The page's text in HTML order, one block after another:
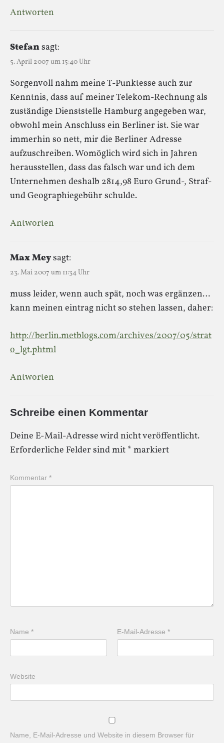
Antworten
Stefansagt:
5. April 2007 um 15:40 Uhr
Sorgenvoll nahm meine T-Punktesse auch zur
Kenntnis, dass auf meiner Telekom-Rechnung als
zuständige Dienststelle Hamburg angegeben war,
obwohl mein Anschluss ein Berliner ist. Sie war
immerhin so nett, mir die Berliner Adresse
aufzuschreiben. Womöglich wird sich in Jahren
herausstellen, dass das falsch war und ich dem
Unternehmen deshalb 2814,98 Euro Grund-, Straf-
und Geographiegebühr schulde.
Antworten
Max Meysagt:
23. Mai 2007 um 11:34 Uhr
muss leider, wenn auch spät, noch was ergänzen…
kann meinen eintrag nicht so stehen lassen, daher:
http://berlin.metblogs.com/archives/2007/05/strat
o_lgt.phtml
Antworten
Schreibe einen Kommentar
Deine E-Mail-Adresse wird nicht veröffentlicht.
Erforderliche Felder sind mit * markiert
Kommentar *
Name * E-Mail-Adresse*
Website
Name, E-Mail-Adresse und Website in diesem Browser für